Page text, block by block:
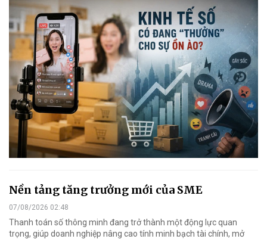
Nền tảng tăng trưởng mới của SME
07/08/2026 02:48
Thanh toán số thông minh đang trở thành một động lực quan
trọng, giúp doanh nghiệp nâng cao tính minh bạch tài chính, mở